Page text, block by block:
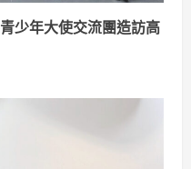
少年大使交流團造訪高